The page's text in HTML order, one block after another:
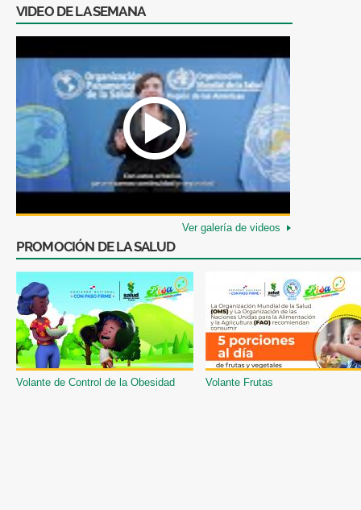
VIDEO DE LA SEMANA
Ver galería de videos
PROMOCIÓN DE LA SALUD
Volante de Control de la Obesidad Volante Frutas